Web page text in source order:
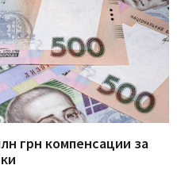
грн компенсации за